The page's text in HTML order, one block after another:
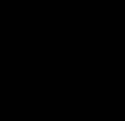
automaatselt hinnaga 27,95 € iga 4
punktid